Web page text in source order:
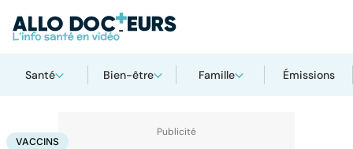
Santé Bien-être Famille Émissions
AccueilSanté Vaccins
VACCINS